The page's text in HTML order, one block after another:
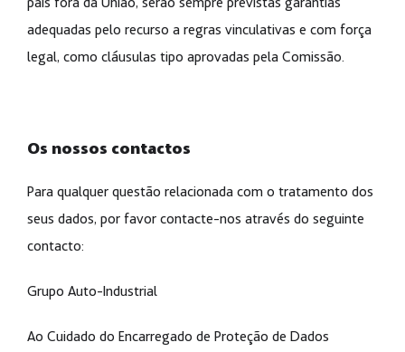
adequadas pelo recurso a regras vinculativas e com força
legal, como cláusulas tipo aprovadas pela Comissão.
Os nossos contactos
Para qualquer questão relacionada com o tratamento dos
seus dados, por favor contacte-nos através do seguinte
contacto:
Grupo Auto-Industrial
Ao Cuidado do Encarregado de Proteção de Dados